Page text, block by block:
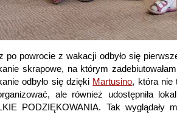
po powrocie z wakacji odbyło się
skrapowe, na którym
odbyło się dzięki Martusino, która nie
ale również udostępniła
PODZIĘKOWANIA. Tak wyglądały